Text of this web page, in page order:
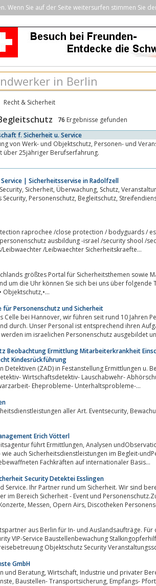
Wenn Sie auf der Seite weitersurfen stimmen Sie
Recht & Sicherheit
76 Ergebnisse gefunden
f. Sicherheit u. Service
Personen- und Veranstaltungsschutz durch
über 25jähriger Berufserfahrung.
Service | Sicherheitsservise in Radolfzell
Security, Bewachung bei
raprochee /close protection / bodyguards /
ausbildung -israel /security shool /
/Leibwaechter Sicherheitskraefte...
größtes Portal für Sicherheitsthemen sowie Marktplatz
um die Uhr können Sie sich bei uns über
Objektschutz,•...
für Personenschutz und Sicherheit
Jahren Personenschutz und Sicherheitsaufträge in
durch. Unser Personal ist entsprechend ihren
im israelichen Personenschutz ausgebildet
Beobachtung Ermittlung Mitarbeiterkrankheit
Kindesrückführung
(ZAD) in Festanstellung Ermittlungen u.
Wirtschaftsdetektiv- Lauschabwehr-
Eheprobleme- Unterhaltsprobleme-...
aller Art. Eventsecurity, Bewachungen, Objekt- und Werkschutz und mehr!
Erich Vötterl
führt Ermittlungen, Analysen
auch Sicherheitsdienstleistungen im Begleit-
Fachkräften auf internationaler Basis...
Security Detektei Esslingen
Service. Ihr Partner rund um Sicherheit. Wir sind
im Bereich Sicherheit - Event und
nach §34a, Objektschutz, Konzerte, Messen, Opern Airs,
aus Berlin für In- und Auslandsaufträge. Für
VIP-Service Baustellenbewachung
Objektschutz Security
GmbH
Bereich, Werk- Objekt- Personenschutz,